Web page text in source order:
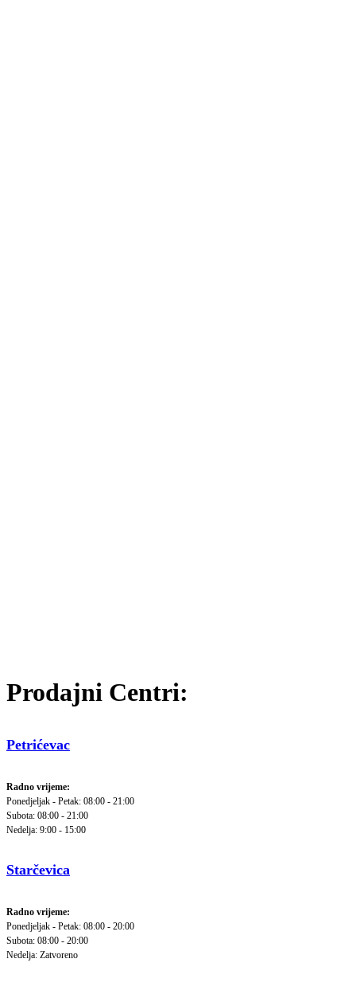
Prodajni Centri:
Petrićevac
Radno vrijeme:
Ponedjeljak - Petak: 08:00 - 21:00
Subota: 08:00 - 21:00
Nedelja: 9:00 - 15:00
Starčevica
Radno vrijeme:
Ponedjeljak - Petak: 08:00 - 20:00
Subota: 08:00 - 20:00
Nedelja: Zatvoreno